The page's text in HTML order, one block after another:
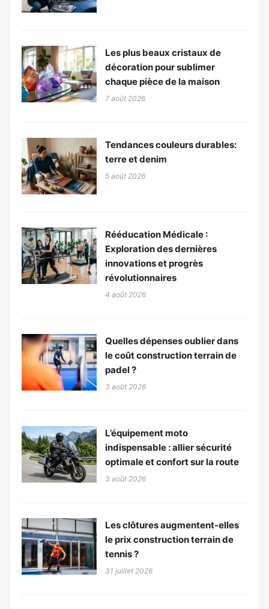
Les plus beaux cristaux de
décoration pour sublimer
chaque pièce de la maison
7 août 2026
Tendances couleurs durables:
terre et denim
5 août 2026
Rééducation Médicale :
Exploration des dernières
innovations et progrès
révolutionnaires
4 août 2026
Quelles dépenses oublier dans
le coût construction terrain de
padel ?
3 août 2026
L’équipement moto
indispensable : allier sécurité
optimale et confort sur la route
3 août 2026
Les clôtures augmentent-elles
le prix construction terrain de
tennis ?
31 juillet 2026